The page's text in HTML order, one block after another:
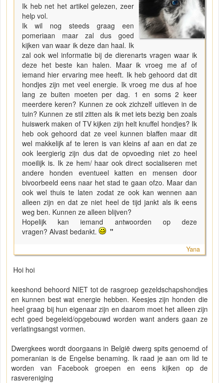
Ik heb net het artikel gelezen, zeer
help vol.
Ik wil nog steeds graag een
pomeriaan maar zal dus goed
kijken van waar ik deze dan haal. Ik
zal ook wel informatie bij de dierenarts vragen waar ik
deze het beste kan halen. Maar ik vroeg me af of
iemand hier ervaring mee heeft. Ik heb gehoord dat dit
hondjes zijn met veel energie. Ik vroeg me dus af hoe
lang ze buiten moeten per dag. 1 en soms 2 keer
meerdere keren? Kunnen ze ook zichzelf uitleven in de
tuin? Kunnen ze stil zitten als ik met iets bezig ben zoals
huiswerk maken of TV kijken zijn helt knuffel hondjes? Ik
heb ook gehoord dat ze veel kunnen blaffen maar dit
wel makkelijk af te leren is van kleins af aan en dat ze
ook leergierig zijn dus dat de opvoeding niet zo heel
moeilijk is. Ik ze hem/ haar ook direct socialiseren met
andere honden eventueel katten en mensen door
bivoorbeeld eens naar het stad te gaan ofzo. Maar dan
ook wel thuis te laten zodat ze ook kan wennen aan
alleen zijn en dat ze niet heel de tijd jankt als ik eens
weg ben. Kunnen ze alleen blijven?
Hopelijk kan iemand antwoorden op deze
vragen? Alvast bedankt.
"
Yana
Hoi hoi
keeshond behoord NIET tot de rasgroep gezeldschapshondjes
en kunnen best wat energie hebben. Keesjes zijn honden die
heel graag bij hun eigenaar zijn en daarom moet het alleen zijn
echt goed begeleid/opgebouwd worden want anders gaan ze
verlatingsangst vormen.
Dwergkees wordt doorgaans in België dwerg spits genoemd of
pomeranian is de Engelse benaming. Ik raad je aan om lid te
worden van Facebook groepen en eens kijken op de
rasvereniging